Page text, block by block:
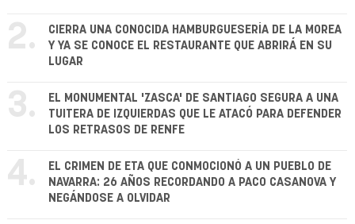
2.
CIERRA UNA CONOCIDA HAMBURGUESERÍA DE LA MOREA
Y YA SE CONOCE EL RESTAURANTE QUE ABRIRÁ EN SU
LUGAR
3.
EL MONUMENTAL 'ZASCA' DE SANTIAGO SEGURA A UNA
TUITERA DE IZQUIERDAS QUE LE ATACÓ PARA DEFENDER
LOS RETRASOS DE RENFE
4.
EL CRIMEN DE ETA QUE CONMOCIONÓ A UN PUEBLO DE
NAVARRA: 26 AÑOS RECORDANDO A PACO CASANOVA Y
NEGÁNDOSE A OLVIDAR